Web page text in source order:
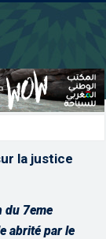
la justice
du 7eme
abrité par le